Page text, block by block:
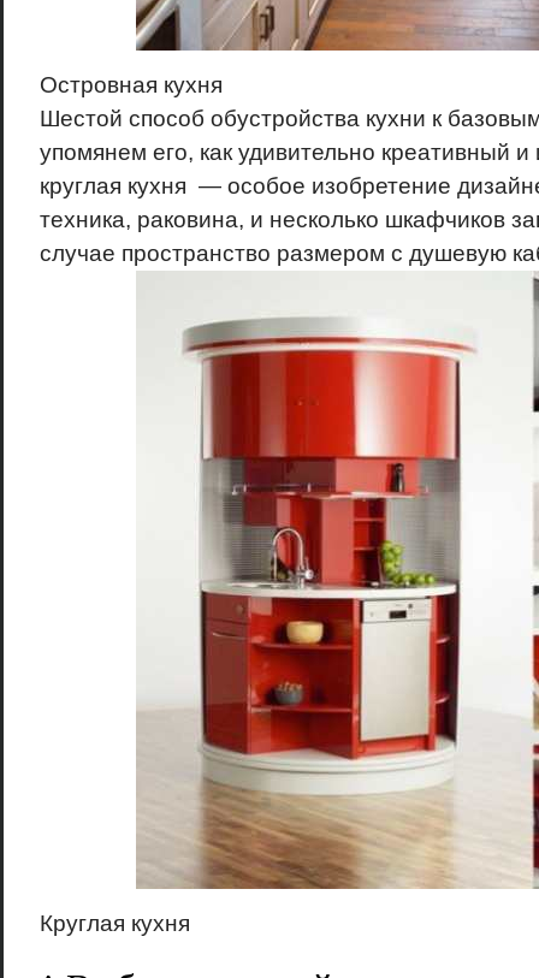
Островная кухня
Шестой способ обустройства кухни к
упомянем его, как удивительно креативный
круглая кухня — особое изобретение
техника, раковина, и несколько шкафчиков
случае пространство размером с душевую
Круглая кухня